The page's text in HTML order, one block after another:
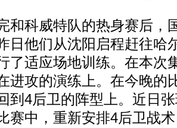
科威特队的热身赛后，
日他们从沈阳启程赶往哈
了适应场地训练。在本次
进攻的演练上。在今晚的
到4后卫的阵型上。近日
赛中，重新安排4后卫战